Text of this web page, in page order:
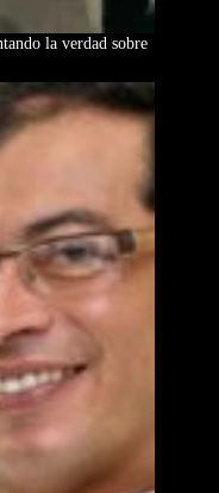
la verdad sobre